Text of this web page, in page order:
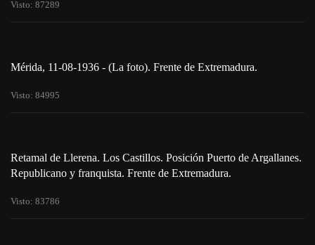
Visto: 87289
Mérida, 11-08-1936 - (La foto). Frente de Extremadura.
Visto: 84995
Retamal de Llerena. Los Castillos. Posición Puerto de Argallanes.
Republicano y franquista. Frente de Extremadura.
Visto: 83786